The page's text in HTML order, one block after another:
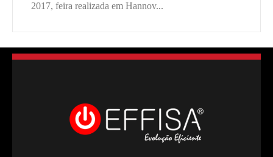
2017, feira realizada em Hannov...